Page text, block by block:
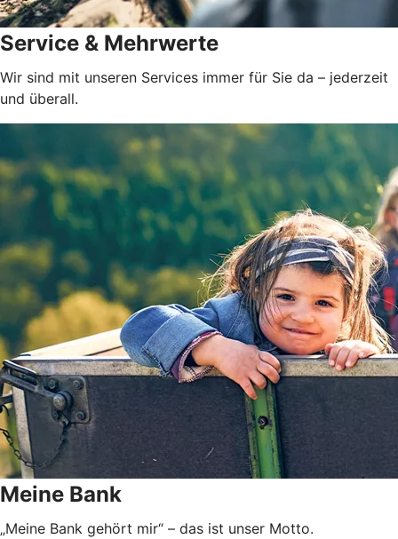
Service & Mehrwerte
Wir sind mit unseren Services immer für Sie da – jederzeit
und überall.
Meine Bank
„Meine Bank gehört mir“ – das ist unser Motto.